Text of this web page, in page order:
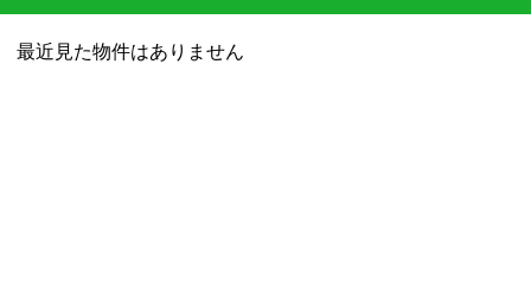
最近見た物件はありません